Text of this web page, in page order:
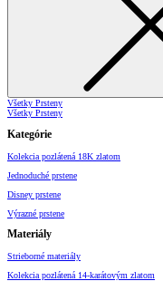
Všetky Prsteny
Všetky Prsteny
Kategórie
Kolekcia pozlátená 18K zlatom
Jednoduché prstene
Disney prstene
Výrazné prstene
Materiály
Strieborné materiály
Kolekcia pozlátená 14-karátovým zlatom